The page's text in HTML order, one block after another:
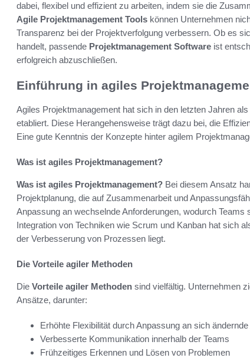
dabei, flexibel und effizient zu arbeiten, indem sie die
Agile Projektmanagement Tools können Unternehmen
Transparenz bei der Projektverfolgung verbessern. Ob es
handelt, passende Projektmanagement Software ist
erfolgreich abzuschließen.
Einführung in agiles
Agiles Projektmanagement hat sich in den letzten Jahren
etabliert. Diese Herangehensweise trägt dazu bei, die
Eine gute Kenntnis der Konzepte hinter agilem
Was ist agiles Projektmanagement?
Was ist agiles Projektmanagement? Bei diesem Ansatz
Projektplanung, die auf Zusammenarbeit und
Anpassung an wechselnde Anforderungen, wodurch
Integration von Techniken wie Scrum und Kanban hat sich
der Verbesserung von Prozessen liegt.
Die Vorteile agiler Methoden
Die Vorteile agiler Methoden sind vielfältig. Unternehmen
Ansätze, darunter:
Erhöhte Flexibilität durch Anpassung an sich
Verbesserte Kommunikation innerhalb der Teams
Frühzeitiges Erkennen und Lösen von Problemen